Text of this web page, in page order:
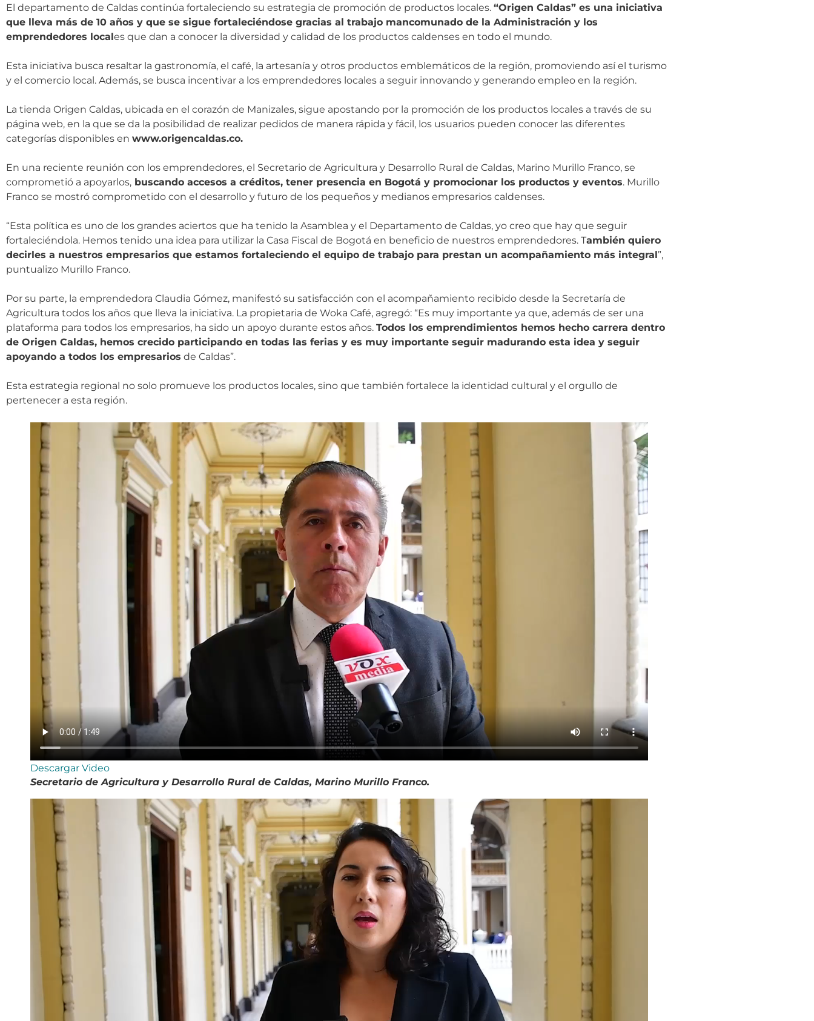
El departamento de Caldas continúa fortaleciendo su estrategia de promoción de productos locales. “Origen Caldas” es una iniciativa
que lleva más de 10 años y que se sigue fortaleciéndose gracias al trabajo mancomunado de la Administración y los
emprendedores locales que dan a conocer la diversidad y calidad de los productos caldenses en todo el mundo.
Esta iniciativa busca resaltar la gastronomía, el café, la artesanía y otros productos emblemáticos de la región, promoviendo así el turismo
y el comercio local. Además, se busca incentivar a los emprendedores locales a seguir innovando y generando empleo en la región.
La tienda Origen Caldas, ubicada en el corazón de Manizales, sigue apostando por la promoción de los productos locales a través de su
página web, en la que se da la posibilidad de realizar pedidos de manera rápida y fácil, los usuarios pueden conocer las diferentes
categorías disponibles en www.origencaldas.co.
En una reciente reunión con los emprendedores, el Secretario de Agricultura y Desarrollo Rural de Caldas, Marino Murillo Franco, se
comprometió a apoyarlos, buscando accesos a créditos, tener presencia en Bogotá y promocionar los productos y eventos. Murillo
Franco se mostró comprometido con el desarrollo y futuro de los pequeños y medianos empresarios caldenses.
“Esta política es uno de los grandes aciertos que ha tenido la Asamblea y el Departamento de Caldas, yo creo que hay que seguir
fortaleciéndola. Hemos tenido una idea para utilizar la Casa Fiscal de Bogotá en beneficio de nuestros emprendedores. También quiero
decirles a nuestros empresarios que estamos fortaleciendo el equipo de trabajo para prestan un acompañamiento más integral”,
puntualizo Murillo Franco.
Por su parte, la emprendedora Claudia Gómez, manifestó su satisfacción con el acompañamiento recibido desde la Secretaría de
Agricultura todos los años que lleva la iniciativa. La propietaria de Woka Café, agregó: “Es muy importante ya que, además de ser una
plataforma para todos los empresarios, ha sido un apoyo durante estos años. Todos los emprendimientos hemos hecho carrera dentro
de Origen Caldas, hemos crecido participando en todas las ferias y es muy importante seguir madurando esta idea y seguir
apoyando a todos los empresarios de Caldas”.
Esta estrategia regional no solo promueve los productos locales, sino que también fortalece la identidad cultural y el orgullo de
pertenecer a esta región.
Descargar Video
Secretario de Agricultura y Desarrollo Rural de Caldas, Marino Murillo Franco.